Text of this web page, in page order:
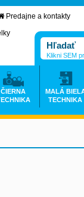
Predajne a kontakty
Klikni SEM
ČIERNA
MALÁ
TECHNIKA